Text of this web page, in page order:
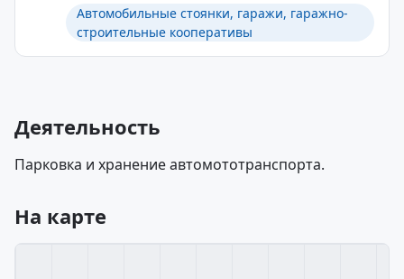
Автомобильные стоянки, гаражи, гаражно-
строительные кооперативы
Деятельность
Парковка и хранение автомототранспорта.
На карте